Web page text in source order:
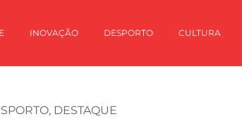
INOVAÇÃO DESPORTO CULTURA
, DESTAQUE